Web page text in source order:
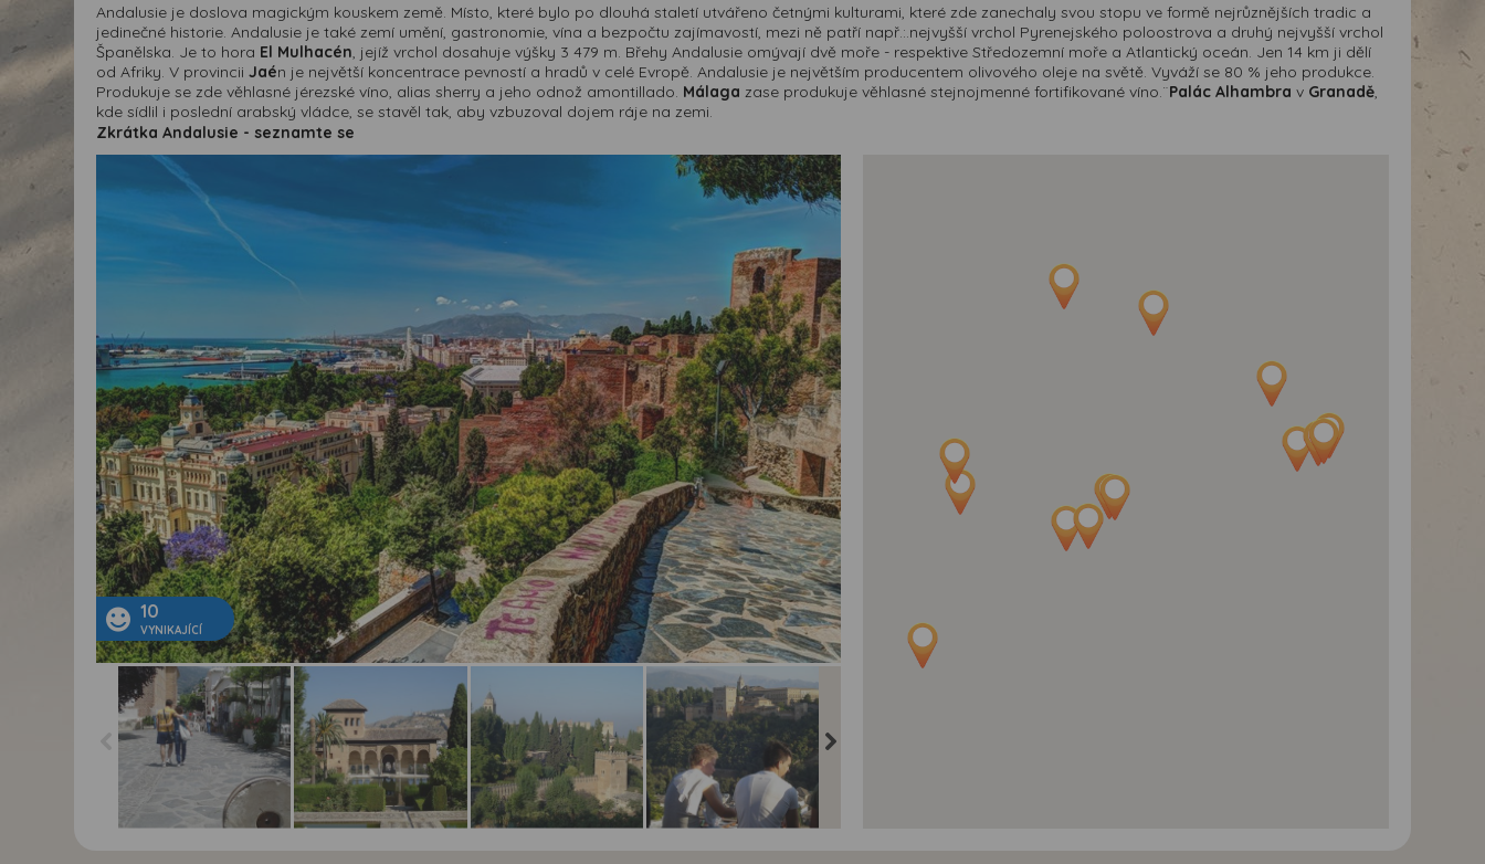
Andalusie je doslova magickým kouskem země. Místo, které bylo po dlouhá staletí utvářeno četnými kulturami, které zde zanechaly svou stopu ve formě nejrůznějších tradic a
jedinečné historie. Andalusie je také zemí umění, gastronomie, vína a bezpočtu zajímavostí, mezi ně patří např.:.nejvyšší vrchol Pyrenejského poloostrova a druhý nejvyšší vrchol
Španělska. Je to hora El Mulhacén, jejíž vrchol dosahuje výšky 3 479 m. Břehy Andalusie omývají dvě moře - respektive Středozemní moře a Atlantický oceán. Jen 14 km ji dělí
od Afriky. V provincii Jaén je největší koncentrace pevností a hradů v celé Evropě. Andalusie je největším producentem olivového oleje na světě. Vyváží se 80 % jeho produkce.
Produkuje se zde věhlasné jérezské víno, alias sherry a jeho odnož amontillado. Málaga zase produkuje věhlasné stejnojmenné fortifikované víno.¨Palác Alhambra v Granadě,
kde sídlil i poslední arabský vládce, se stavěl tak, aby vzbuzoval dojem ráje na zemi.
Zkrátka Andalusie - seznamte se
10
VYNIKAJÍCÍ